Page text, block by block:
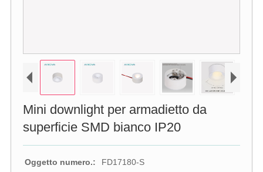
Mini downlight per armadietto da
superficie SMD bianco IP20
Oggetto numero.:
FD17180-S